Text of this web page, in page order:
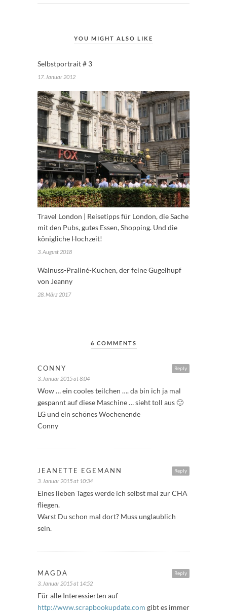
YOU MIGHT ALSO LIKE
Selbstportrait # 3
17. Januar 2012
Travel London | Reisetipps für London, die Sache
mit den Pubs, gutes Essen, Shopping. Und die
königliche Hochzeit!
3. August 2018
Walnuss-Praliné-Kuchen, der feine Gugelhupf
von Jeanny
28. März 2017
6 COMMENTS
Reply
CONNY
3. Januar 2015 at 8:04
Wow … ein cooles teilchen …. da bin ich ja mal
gespannt auf diese Maschine … sieht toll aus 🙂
LG und ein schönes Wochenende
Conny
Reply
JEANETTE EGEMANN
3. Januar 2015 at 10:34
Eines lieben Tages werde ich selbst mal zur CHA
fliegen.
Warst Du schon mal dort? Muss unglaublich
sein.
Reply
MAGDA
3. Januar 2015 at 14:52
Für alle Interessierten auf
http://www.scrapbookupdate.com gibt es immer